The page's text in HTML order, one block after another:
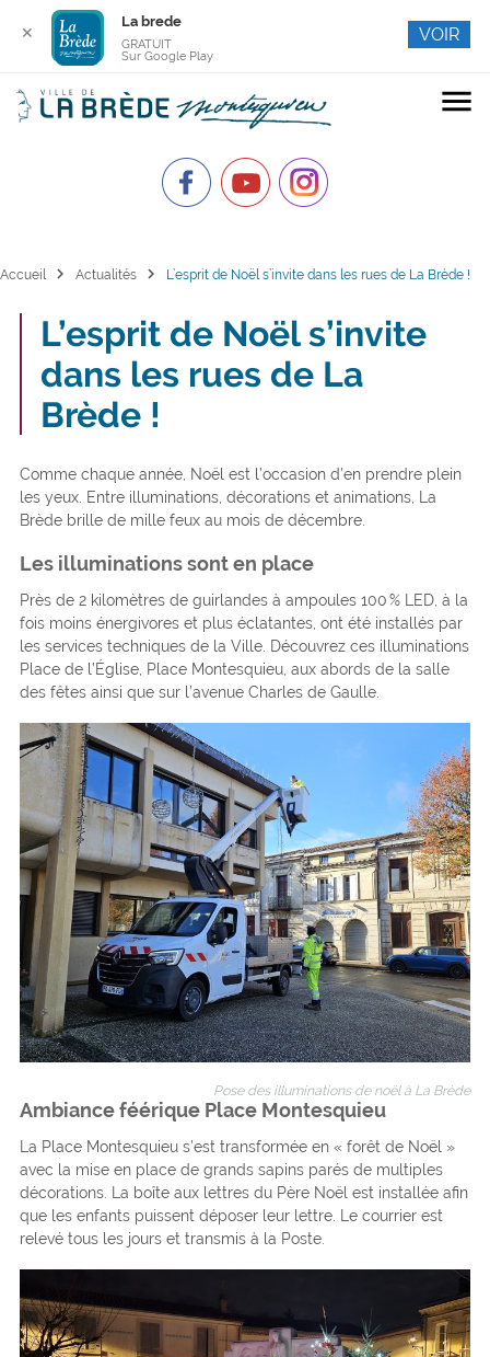
menu
Accueil chevron_right Actualités chevron_right L’esprit de Noël s’invite dans les rues de La Brède !
L’esprit de Noël s’invite
dans les rues de La
Brède !
Comme chaque année, Noël est l’occasion d’en prendre plein
les yeux. Entre illuminations, décorations et animations, La
Brède brille de mille feux au mois de décembre.
Les illuminations sont en place
Près de 2 kilomètres de guirlandes à ampoules 100 % LED, à la
fois moins énergivores et plus éclatantes, ont été installés par
les services techniques de la Ville. Découvrez ces illuminations
Place de l’Église, Place Montesquieu, aux abords de la salle
des fêtes ainsi que sur l’avenue Charles de Gaulle.
Pose des illuminations de noël à La Brède
Ambiance féérique Place Montesquieu
La Place Montesquieu s’est transformée en « forêt de Noël »
avec la mise en place de grands sapins parés de multiples
décorations. La boîte aux lettres du Père Noël est installée afin
que les enfants puissent déposer leur lettre. Le courrier est
relevé tous les jours et transmis à la Poste.
✕
La brede
GRATUIT
Sur Google Play
VOIR